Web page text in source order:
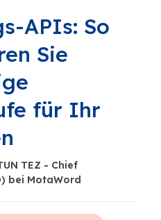
APIs: So
Sie
für Ihr
TEZ - Chief
bei MotaWord